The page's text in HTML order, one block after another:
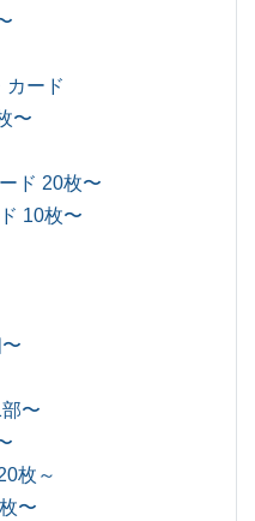
カード
〜
ド 20枚〜
10枚〜
〜
枚～
〜